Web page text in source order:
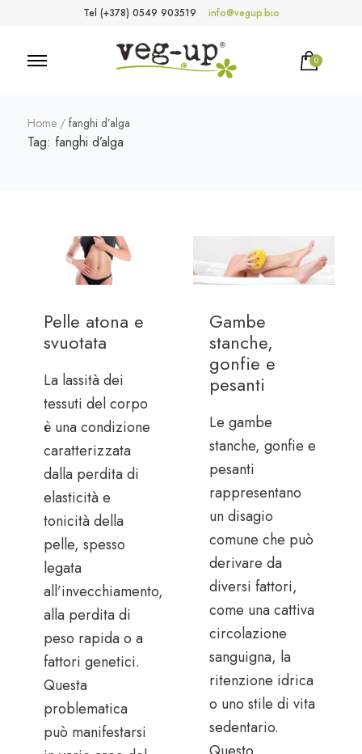
Tel (+378) 0549 903519 info@vegup.bio
0
Home / fanghi d’alga
Tag: fanghi d’alga
Pelle atona e
svuotata
La lassità dei
tessuti del corpo
è una condizione
caratterizzata
dalla perdita di
elasticità e
tonicità della
pelle, spesso
legata
all’invecchiamento,
alla perdita di
peso rapida o a
fattori genetici.
Questa
problematica
può manifestarsi
Gambe
stanche,
gonfie e
pesanti
Le gambe
stanche, gonfie e
pesanti
rappresentano
un disagio
comune che può
derivare da
diversi fattori,
come una cattiva
circolazione
sanguigna, la
ritenzione idrica
o uno stile di vita
sedentario.